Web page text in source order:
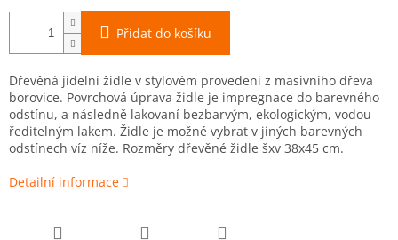
Přidat do košíku
Dřevěná jídelní židle v stylovém provedení z masivního dřeva
borovice. Povrchová úprava židle je impregnace do barevného
odstínu, a následně lakovaní bezbarvým, ekologickým, vodou
ředitelným lakem. Židle je možné vybrat v jiných barevných
odstínech víz níže. Rozměry dřevěné židle šxv 38x45 cm.
Detailní informace